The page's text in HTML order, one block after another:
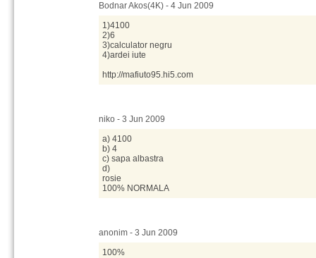
Bodnar Akos(4K) - 4 Jun 2009
1)4100
2)6
3)calculator negru
4)ardei iute
http://mafiuto95.hi5.com
niko - 3 Jun 2009
a) 4100
b) 4
c) sapa albastra
d)
rosie
100% NORMALA
anonim - 3 Jun 2009
100%